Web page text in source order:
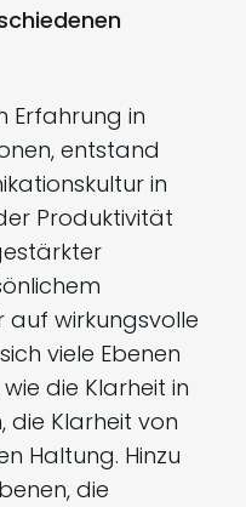
Erfahrung in
entstand
in
Produktivität
auf wirkungsvolle
viele Ebenen
die Klarheit in
die Klarheit von
Haltung. Hinzu
die